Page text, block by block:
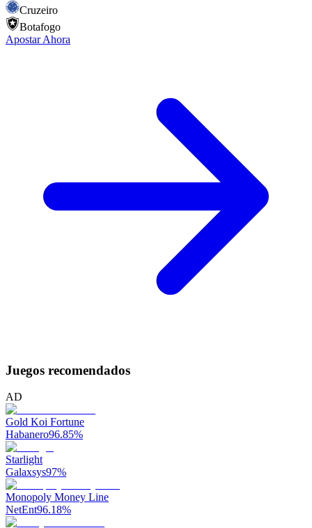
Cruzeiro
Botafogo
Apostar Ahora
Juegos recomendados
AD
Gold Koi Fortune
Habanero96.85%
Starlight
Galaxsys97%
Monopoly Money Line
NetEnt96.18%